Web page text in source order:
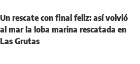
Un rescate con final feliz: así volvió
al mar la loba marina rescatada en
Las Grutas